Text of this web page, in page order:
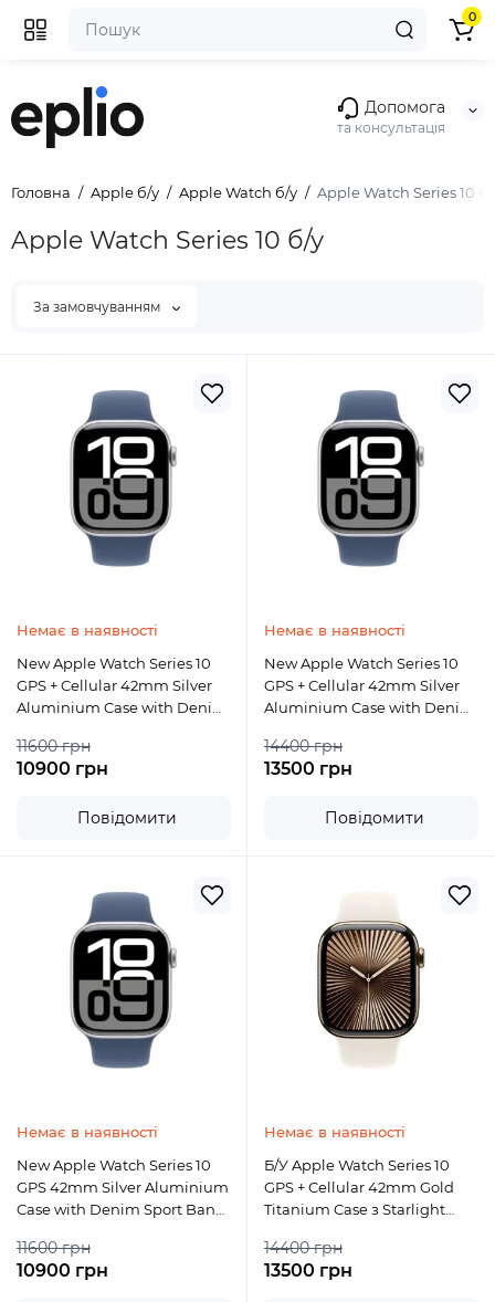
Допомога
та консультація
0
Головна Apple б/у Apple Watch б/у Apple Watch Series 10 б/
Apple Watch Series 10 б/у
За замовчуванням
Немає в наявності
New Apple Watch Series 10
GPS + Cellular 42mm Silver
Aluminium Case with Denim
11600 грн
10900 грн
Повідомити
Немає в наявності
New Apple Watch Series 10
GPS + Cellular 42mm Silver
Aluminium Case with Denim
14400 грн
13500 грн
Повідомити
Немає в наявності
New Apple Watch Series 10
GPS 42mm Silver Aluminium
Case with Denim Sport Band
11600 грн
10900 грн
Немає в наявності
Б/У Apple Watch Series 10
GPS + Cellular 42mm Gold
Titanium Case з Starlight
14400 грн
13500 грн